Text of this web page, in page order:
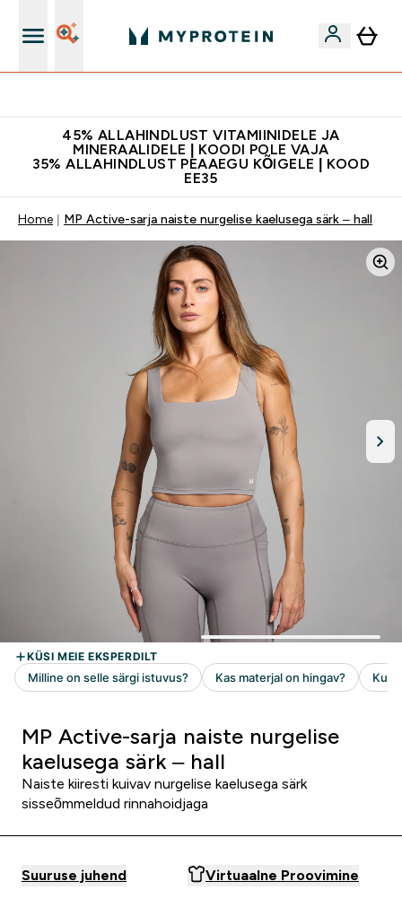
45% ALLAHINDLUST VITAMIINIDELE JA
MINERAALIDELE | KOODI POLE VAJA
35% ALLAHINDLUST PEAAEGU KÕIGELE | KOOD
EE35
Home MP Active-sarja naiste nurgelise kaelusega särk – hall
MP Active-sarja naiste nurgelise
kaelusega särk – hall
Naiste kiiresti kuivav nurgelise kaelusega särk
sisseõmmeldud rinnahoidjaga
Suuruse juhend Virtuaalne Proovimine